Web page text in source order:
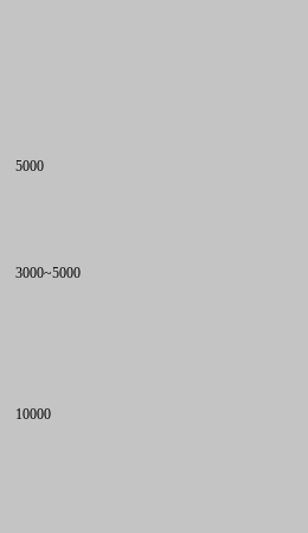
5000
3000~5000
10000